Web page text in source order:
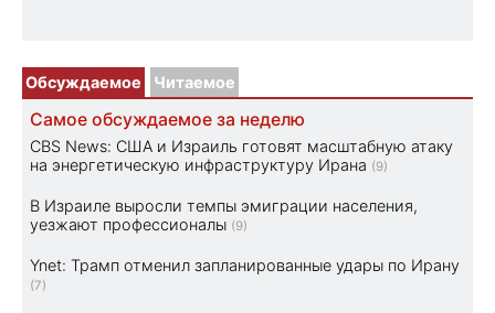
Обсуждаемое Читаемое
Самое обсуждаемое за неделю
CBS News: США и Израиль готовят масштабную атаку
на энергетическую инфраструктуру Ирана (9)
В Израиле выросли темпы эмиграции населения,
уезжают профессионалы (9)
Ynet: Трамп отменил запланированные удары по Ирану
(7)